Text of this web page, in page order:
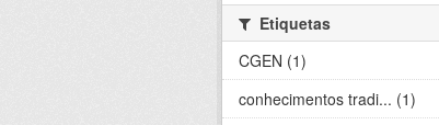
Etiquetas
CGEN (1)
conhecimentos tradi... (1)